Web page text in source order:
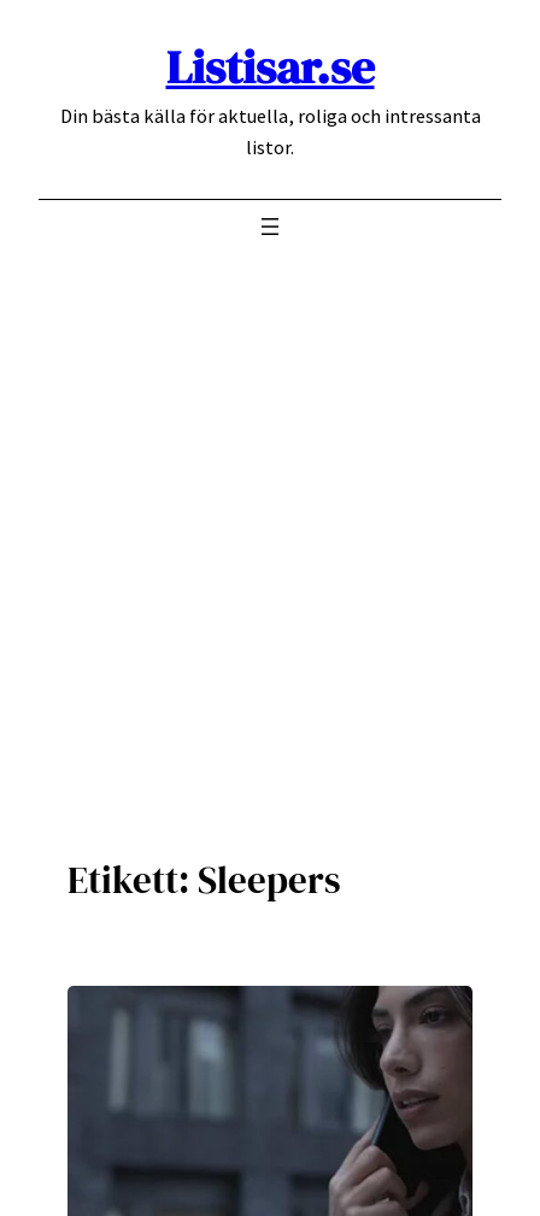
Listisar.se
Din bästa källa för aktuella, roliga och intressanta
listor.
Etikett: Sleepers